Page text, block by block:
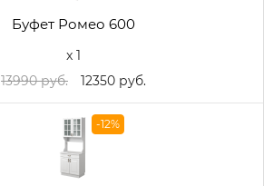
Буфет Ромео 600
x 1
13990 руб.
12350 руб.
-12%